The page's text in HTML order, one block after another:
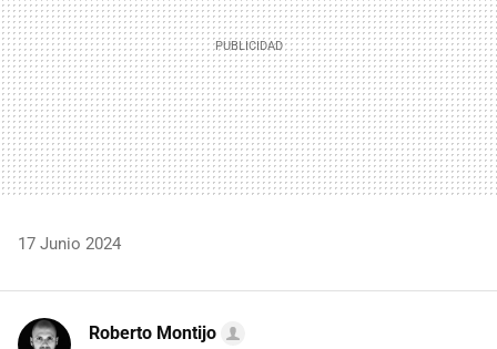
17 Junio 2024
Roberto Montijo